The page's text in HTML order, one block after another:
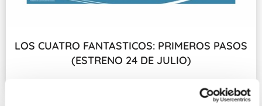
LOS CUATRO FANTASTICOS: PRIMEROS PASOS
(ESTRENO 24 DE JULIO)